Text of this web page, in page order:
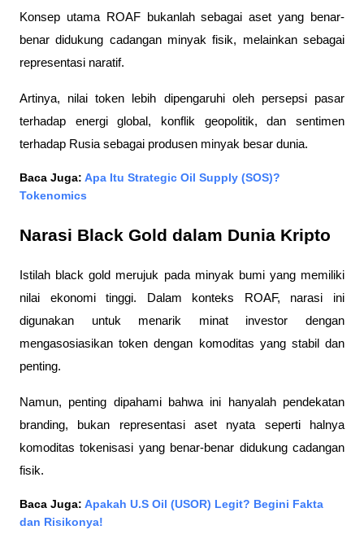
Konsep utama ROAF bukanlah sebagai aset yang benar-
benar didukung cadangan minyak fisik, melainkan sebagai
representasi naratif.
Artinya, nilai token lebih dipengaruhi oleh persepsi pasar
terhadap energi global, konflik geopolitik, dan sentimen
terhadap Rusia sebagai produsen minyak besar dunia.
Baca Juga: Apa Itu Strategic Oil Supply (SOS)?
Tokenomics
Narasi Black Gold dalam Dunia Kripto
Istilah black gold merujuk pada minyak bumi yang memiliki
nilai ekonomi tinggi. Dalam konteks ROAF, narasi ini
digunakan untuk menarik minat investor dengan
mengasosiasikan token dengan komoditas yang stabil dan
penting.
Namun, penting dipahami bahwa ini hanyalah pendekatan
branding, bukan representasi aset nyata seperti halnya
komoditas tokenisasi yang benar-benar didukung cadangan
fisik.
Baca Juga: Apakah U.S Oil (USOR) Legit? Begini Fakta
dan Risikonya!